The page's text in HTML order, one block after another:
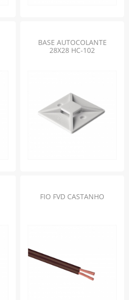
BASE AUTOCOLANTE
28X28 HC-102
FIO FVD CASTANHO